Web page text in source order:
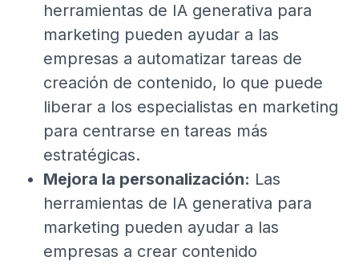
herramientas de IA generativa para
marketing pueden ayudar a las
empresas a automatizar tareas de
creación de contenido, lo que puede
liberar a los especialistas en marketing
para centrarse en tareas más
estratégicas.
Mejora la personalización: Las
herramientas de IA generativa para
marketing pueden ayudar a las
empresas a crear contenido